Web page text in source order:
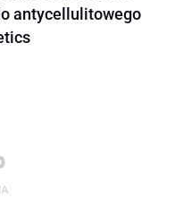
antycellulitowego